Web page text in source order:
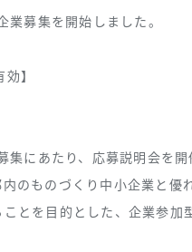
募集を開始しました。
】
にあたり、応募説明会を開
のものづくり中小企業と優
とを目的とした、企業参加